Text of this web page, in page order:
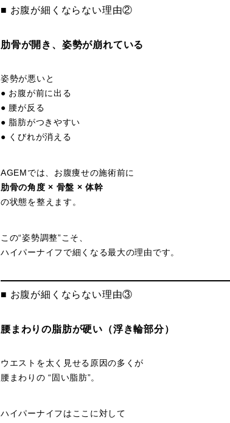
■ お腹が細くならない理由②
肋骨が開き、姿勢が崩れている
姿勢が悪いと
● お腹が前に出る
● 腰が反る
● 脂肪がつきやすい
● くびれが消える
AGEMでは、お腹痩せの施術前に
肋骨の角度 × 骨盤 × 体幹
の状態を整えます。
この“姿勢調整”こそ、
ハイパーナイフで細くなる最大の理由です。
■ お腹が細くならない理由③
腰まわりの脂肪が硬い（浮き輪部分）
ウエストを太く見せる原因の多くが
腰まわりの “固い脂肪”。
ハイパーナイフはここに対して